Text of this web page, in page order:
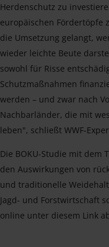
Herdenschutz zu
europäischen Fördertöpfe
die Umsetzung gelangt,
wieder leichte Beute
sowohl für Risse
Schutzmaßnahmen
werden – und zwar nach
Nachbarländer, die mit
leben", schließt WWF-
Die BOKU-Studie mit dem
den Auswirkungen von
und traditionelle
Jagd- und Forstwirtschaft
online unter diesem Link